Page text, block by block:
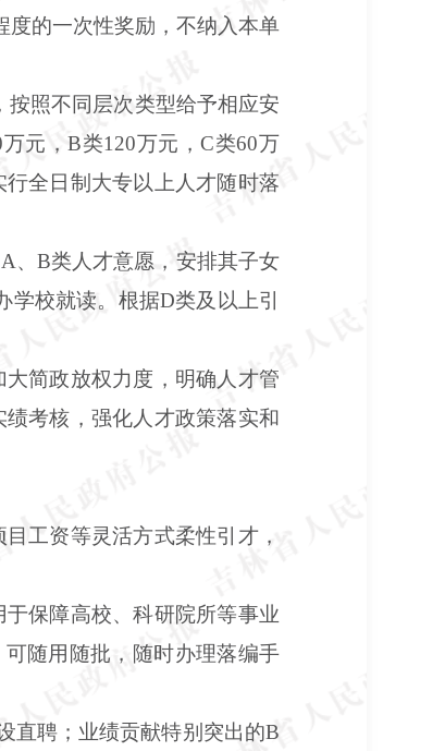
度的一次性奖励，不纳入本单
按照不同层次类型给予相应安
元，B类120万元，C类60万
全日制大专以上人才随时落
、B类人才意愿，安排其子女
校就读。根据D类及以上引
简政放权力度，明确人才管
考核，强化人才政策落实和
工资等灵活方式柔性引才，
保障高校、科研院所等事业
随用随批，随时办理落编手
直聘；业绩贡献特别突出的B